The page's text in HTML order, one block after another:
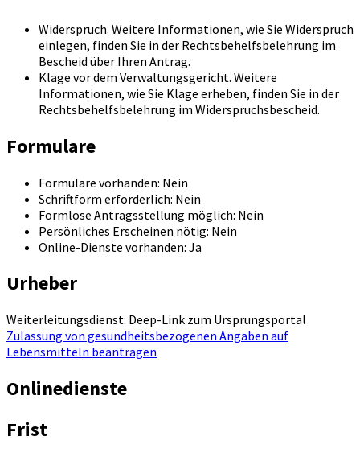
Widerspruch. Weitere Informationen, wie Sie Widerspruch
einlegen, finden Sie in der Rechtsbehelfsbelehrung im
Bescheid über Ihren Antrag.
Klage vor dem Verwaltungsgericht. Weitere
Informationen, wie Sie Klage erheben, finden Sie in der
Rechtsbehelfsbelehrung im Widerspruchsbescheid.
Formulare
Formulare vorhanden: Nein
Schriftform erforderlich: Nein
Formlose Antragsstellung möglich: Nein
Persönliches Erscheinen nötig: Nein
Online-Dienste vorhanden: Ja
Urheber
Weiterleitungsdienst: Deep-Link zum Ursprungsportal
Zulassung von gesundheitsbezogenen Angaben auf
Lebensmitteln beantragen
Onlinedienste
Frist